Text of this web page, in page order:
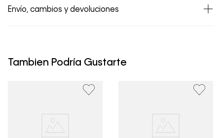
Envío, cambios y devoluciones
un período de 30 días calendario tras la recepción.
clientes, no aceptamos devoluciones en ropa interior y
Tambien Podría Gustarte